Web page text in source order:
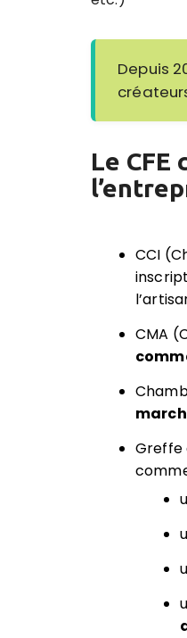
Depuis
Le
CCI
CMA
Greffe